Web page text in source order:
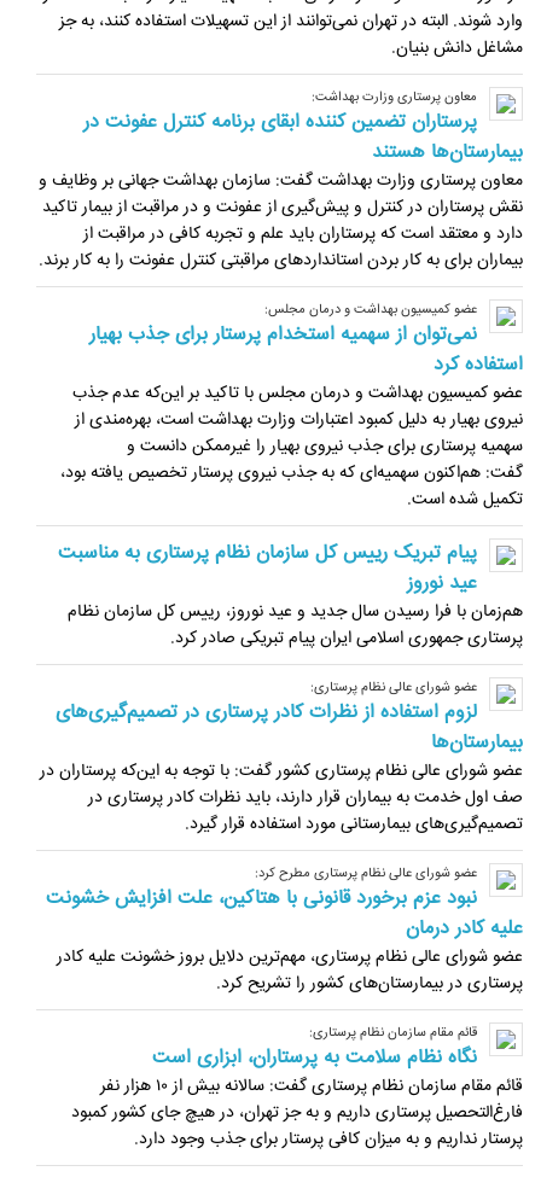
وارد شوند. البته در تهران نمی‌توانند از این تسهیلات استفاده کنند، به جز
مشاغل دانش بنیان.
معاون پرستاری وزارت بهداشت:
پرستاران تضمین کننده ابقای برنامه کنترل عفونت در
بیمارستان‌ها هستند
معاون پرستاری وزارت بهداشت گفت: سازمان بهداشت جهانی بر وظایف و
نقش پرستاران در کنترل و پیش‌گیری از عفونت و در مراقبت از بیمار تاکید
دارد و معتقد است که پرستاران باید علم و تجربه کافی در مراقبت از
بیماران برای به کار بردن استانداردهای مراقبتی کنترل عفونت را به کار برند.
عضو کمیسیون بهداشت و درمان مجلس:
نمی‌توان از سهمیه استخدام پرستار برای جذب بهیار
استفاده کرد
عضو کمیسیون بهداشت و درمان مجلس با تاکید بر این‌که عدم جذب
نیروی بهیار به دلیل کمبود اعتبارات وزارت بهداشت است، بهره‌مندی از
سهمیه پرستاری برای جذب نیروی بهیار را غیرممکن دانست و
گفت: هم‌اکنون سهمیه‌ای که به جذب نیروی پرستار تخصیص یافته بود،
تکمیل شده است.
پیام تبریک رییس کل سازمان نظام پرستاری به مناسبت
عید نوروز
هم‌زمان با فرا رسیدن سال جدید و عید نوروز، رییس کل سازمان نظام
پرستاری جمهوری اسلامی ایران پیام تبریکی صادر کرد.
عضو شورای عالی نظام پرستاری:
لزوم استفاده از نظرات کادر پرستاری در تصمیم‌گیری‌های
بیمارستان‌ها
عضو شورای عالی نظام پرستاری کشور گفت: با توجه به این‌که پرستاران در
صف اول خدمت به بیماران قرار دارند، باید نظرات کادر پرستاری در
تصمیم‌گیری‌های بیمارستانی مورد استفاده قرار گیرد.
عضو شورای عالی نظام پرستاری مطرح کرد:
نبود عزم برخورد قانونی با هتاکین، علت افزایش خشونت
علیه کادر درمان
عضو شورای عالی نظام پرستاری، مهم‌ترین دلایل بروز خشونت علیه کادر
پرستاری در بیمارستان‌های کشور را تشریح کرد.
قائم مقام سازمان نظام پرستاری:
نگاه نظام سلامت به پرستاران، ابزاری است
قائم مقام سازمان نظام پرستاری گفت: سالانه بیش از ۱۰ هزار نفر
فارغ‌التحصیل پرستاری داریم و به جز تهران، در هیچ جای کشور کمبود
پرستار نداریم و به میزان کافی پرستار برای جذب وجود دارد.